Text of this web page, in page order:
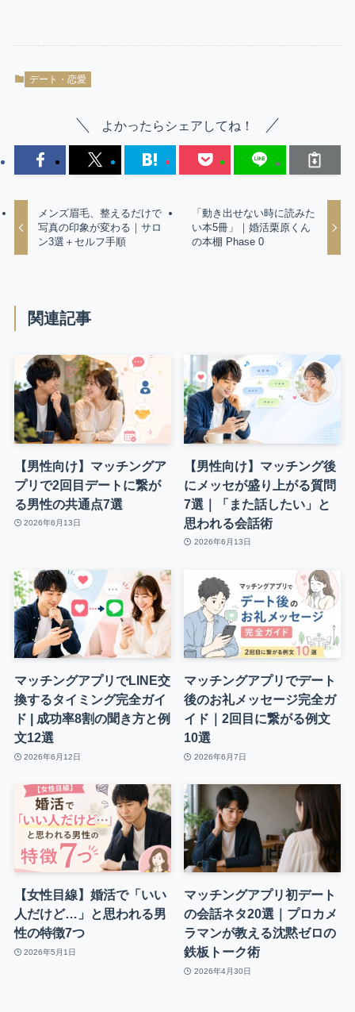
デート・恋愛
よかったらシェアしてね！
メンズ眉毛、整えるだけで
写真の印象が変わる｜サロ
ン3選＋セルフ手順
「動き出せない時に読みた
い本5冊」｜婚活栗原くん
の本棚 Phase 0
関連記事
【男性向け】マッチングア
プリで2回目デートに繋が
る男性の共通点7選
2026年6月13日
【男性向け】マッチング後
にメッセが盛り上がる質問
7選｜「また話したい」と
思われる会話術
2026年6月13日
マッチングアプリでLINE交
換するタイミング完全ガイ
ド | 成功率8割の聞き方と例
文12選
2026年6月12日
マッチングアプリでデート
後のお礼メッセージ完全ガ
イド｜2回目に繋がる例文
10選
2026年6月7日
【女性目線】婚活で「いい
人だけど…」と思われる男
性の特徴7つ
2026年5月1日
マッチングアプリ初デート
の会話ネタ20選｜プロカメ
ラマンが教える沈黙ゼロの
鉄板トーク術
2026年4月30日